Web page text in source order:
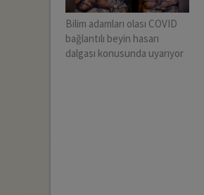
Bilim adamları olası COVID
bağlantılı beyin hasarı
dalgası konusunda uyarıyor